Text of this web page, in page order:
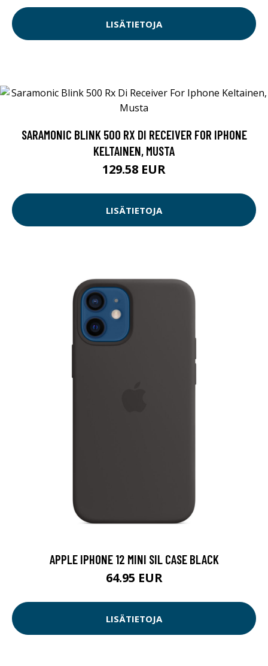
LISÄTIETOJA
SARAMONIC BLINK 500 RX DI RECEIVER FOR IPHONE
KELTAINEN, MUSTA
129.58 EUR
LISÄTIETOJA
APPLE IPHONE 12 MINI SIL CASE BLACK
64.95 EUR
LISÄTIETOJA